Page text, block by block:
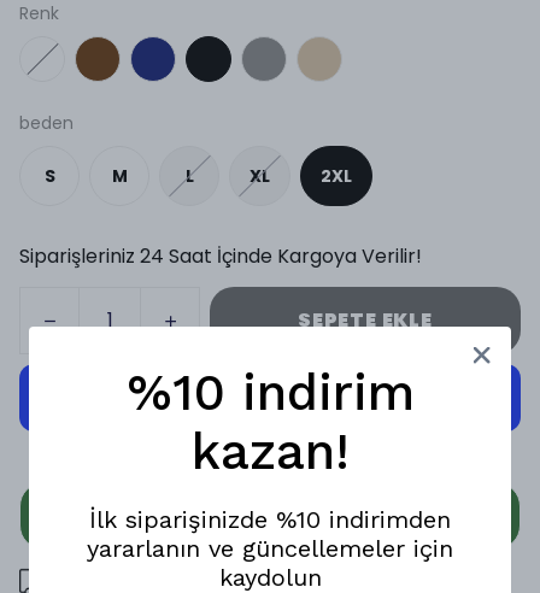
Renk
beden
S M L XL 2XL
Siparişleriniz 24 Saat İçinde Kargoya Verilir!
SEPETE EKLE
WHATSAPP
3000 TL üzeri ücretsiz kargo
%10 indirim
kazan!
İlk siparişinizde %10 indirimden
yararlanın ve güncellemeler için
kaydolun